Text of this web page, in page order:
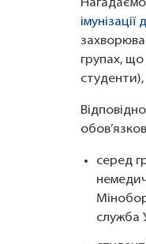
групах, що
студенти),
серед
служба